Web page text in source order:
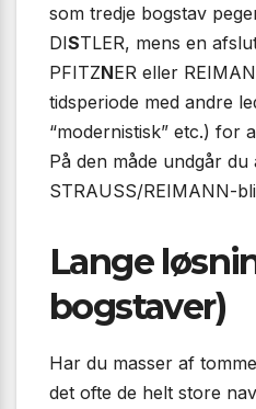
som tredje bogstav
DISTLER, mens en
PFITZNER eller REIMAN
tids­periode med andre
“modernistisk” etc.) for
På den måde undgår du
STRAUSS/REIMANN-
Lange
bogstaver)
Har du masser af
det ofte de helt store